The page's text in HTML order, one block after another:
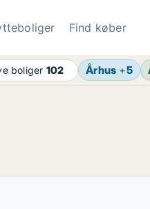
Find køber
boliger 102 Århus +5